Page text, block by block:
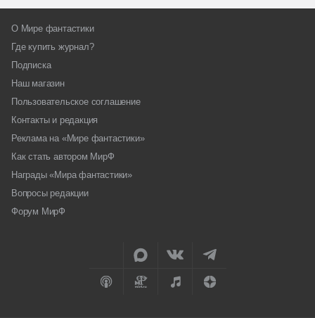
О Мире фантастики
Где купить журнал?
Подписка
Наш магазин
Пользовательское соглашение
Контакты и редакция
Реклама на «Мире фантастики»
Как стать автором МирФ
Награды «Мира фантастики»
Вопросы редакции
Форум МирФ